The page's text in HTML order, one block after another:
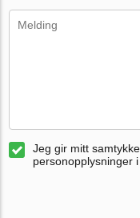
Jeg gir mitt
personopplysninger